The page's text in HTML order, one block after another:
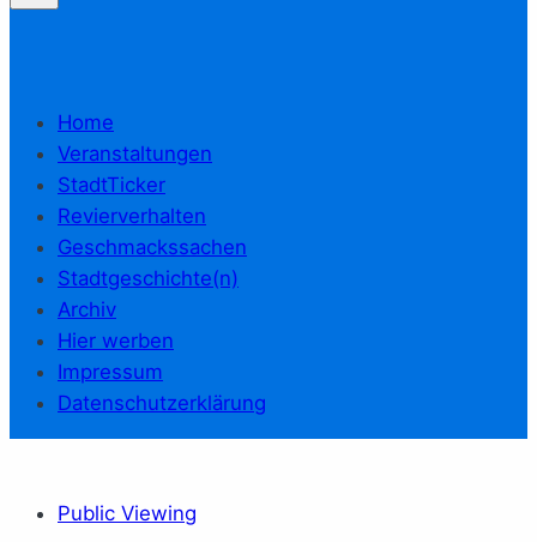
Home
Veranstaltungen
StadtTicker
Revierverhalten
Geschmackssachen
Stadtgeschichte(n)
Archiv
Hier werben
Impressum
Datenschutzerklärung
Public Viewing